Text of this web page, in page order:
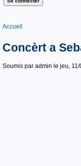
Vous êtes ici
Accueil
Concèrt a
Soumis par admin le jeu,